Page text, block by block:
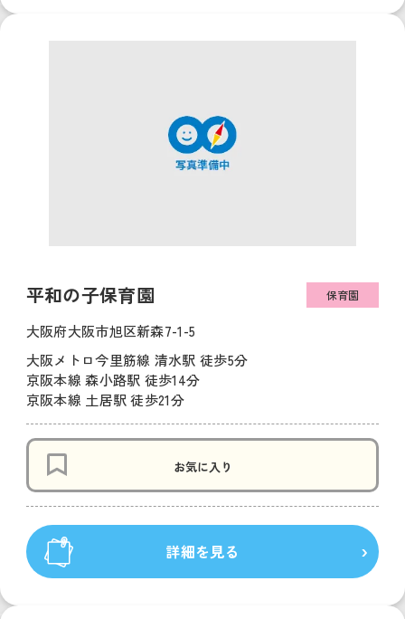
平和の子保育園 保育園
大阪府大阪市旭区新森7-1-5
大阪メトロ今里筋線 清水駅 徒歩5分
京阪本線 森小路駅 徒歩14分
京阪本線 土居駅 徒歩21分
お気に入り
詳細を見る